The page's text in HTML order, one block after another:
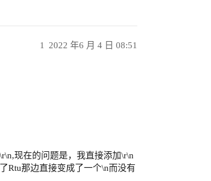
2022 年6 月 4 日 08:51
1
现在的问题是，我直接添加\r\n
Rtu那边直接变成了一个\n而没有